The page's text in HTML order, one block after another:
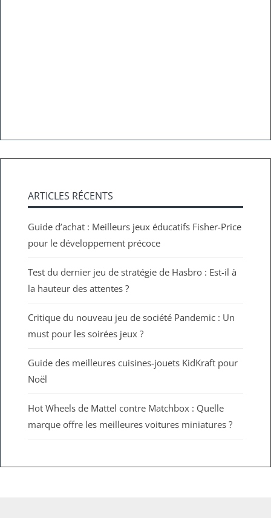
ARTICLES RÉCENTS
Guide d’achat : Meilleurs jeux éducatifs Fisher-Price
pour le développement précoce
Test du dernier jeu de stratégie de Hasbro : Est-il à
la hauteur des attentes ?
Critique du nouveau jeu de société Pandemic : Un
must pour les soirées jeux ?
Guide des meilleures cuisines-jouets KidKraft pour
Noël
Hot Wheels de Mattel contre Matchbox : Quelle
marque offre les meilleures voitures miniatures ?